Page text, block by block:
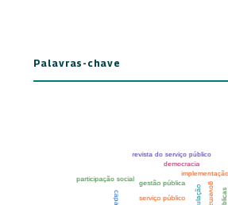
Palavras-chave